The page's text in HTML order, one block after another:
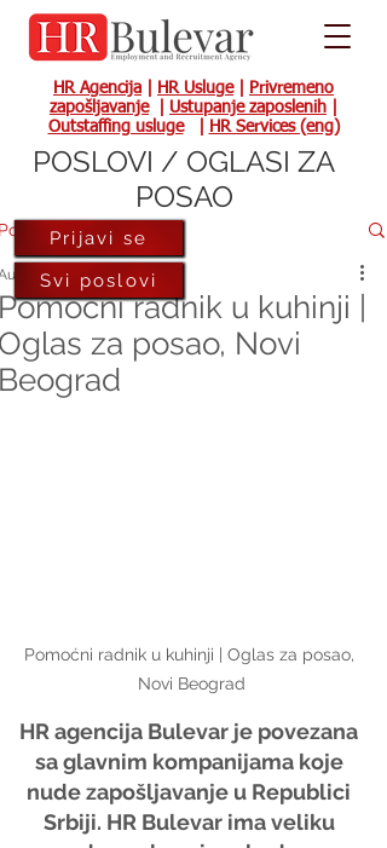
HR Agencija HR Usluge|
Privremeno
zapošljavanje| Ustupanje zaposlenih
Outstaffing usluge| HR Services (eng)
radnik u kuhinji |
za posao, Novi
19, 2024
Pomoćni radnik u kuhinji | Oglas za posao,
Novi Beograd
HR agencija Bulevar je povezana
sa glavnim kompanijama koje
nude zapošljavanje u Republici
Srbiji. HR Bulevar ima veliku
Prijavi se
Svi poslovi
POSLOVI / OGLASI ZA
POSAO